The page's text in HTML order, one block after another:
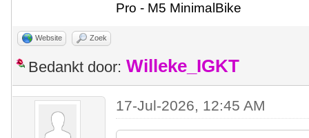
Pro - M5 MinimalBike
Website Zoek
Bedankt door: Willeke_IGKT
17-Jul-2026, 12:45 AM